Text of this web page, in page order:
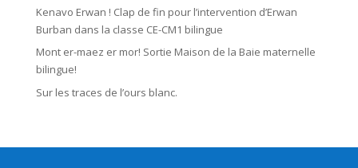
Kenavo Erwan ! Clap de fin pour l’intervention d’Erwan
Burban dans la classe CE-CM1 bilingue
Mont er-maez er mor! Sortie Maison de la Baie maternelle
bilingue!
Sur les traces de l’ours blanc.